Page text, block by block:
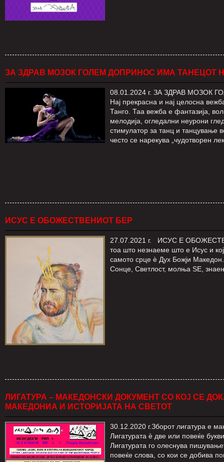
ЗА ЗДРАВ МОЗОК ГОЛЕМ ДОПРИНОС ИМА ТАНЕЦОТ
08.01.2024 г. ЗА ЗДРАВ
Нај прекрасна и нај целосна
Танго. Таа вежба е фантазија,
мелодија, огледални неурони
стимулатор за танц и танцување
често се нарекува „чудотворен
ИСУС Е ОБОЖЕСТВЕНИОТ БЕР
27.07.2021 г. ИСУС Е
тоа што незнаеме што е Исус и
самото срце ѐ Дух Божји
Сонце, Светлост, молња ЅЕ,
ЛИГАТУРА – МАКЕДОНСКИ ДОКУМЕНТ СО КОЈ СЕ
МАКЕДОНИА И ИСТОРИЈАТА НА СВЕТОТ
30.12.2020 г.Зборот лигатура е
Лигатурата ѐ две или повеќе
Лигатурата го олеснува
повеќе слова, со кои се добива